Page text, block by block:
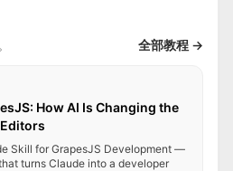
全部教程 →
How AI Is Changing the
Skill for GrapesJS Development —
turns Claude into a developer